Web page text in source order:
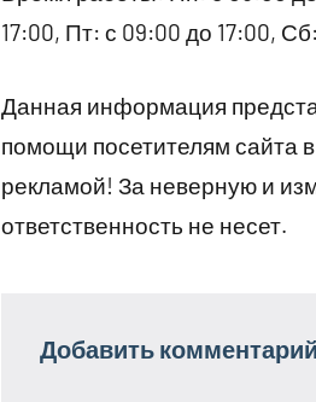
17:00, Пт: с 09:00 до 17:00,
Данная информация
помощи посетителям сайта
рекламой! За неверную и
ответственность не несет.
Добавить комментарий